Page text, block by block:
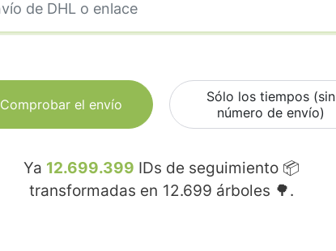
Comprobar el envío
Sólo los tiempos (sin
número de envío)
Ya 12.699.399 IDs de seguimiento 📦
transformadas en 12.699 árboles 🌳.